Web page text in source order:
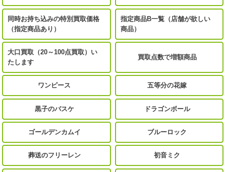
同時お持ち込みの特別買取価格
（指定商品あり）
指定商品B一覧（店舗が欲しい
商品）
大口買取（20～100点買取）い
たします
買取点数で増額商品
ワンピース 五等分の花嫁
黒子のバスケ ドラゴンボール
ゴールデンカムイ ブルーロック
葬送のフリーレン 初音ミク